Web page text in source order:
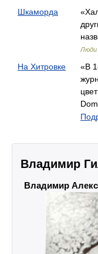
Шкаморда
Люди
На Хитровке
«В
Владимир
Владимир